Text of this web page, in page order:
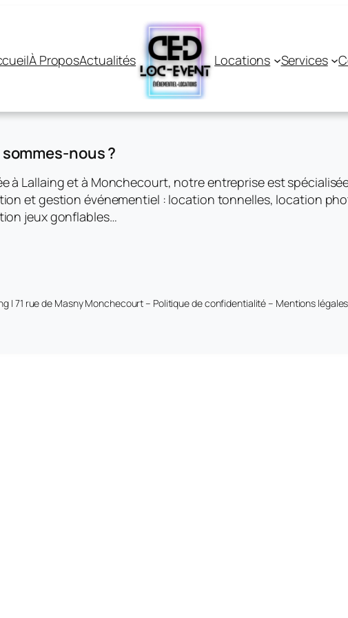
À ProposActualités Locations Services
nous ?
à Lallaing et à Monchecourt, notre entreprise est
et gestion événementiel : location tonnelles, location
jeux gonflables…
| 71 rue de Masny Monchecourt – Politique de confidentialité – Mentions légales